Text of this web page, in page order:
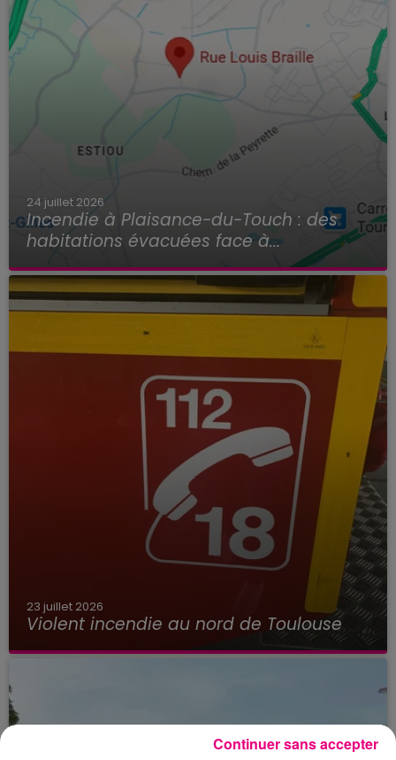
24 juillet 2026
Incendie à Plaisance-du-Touch : des
habitations évacuées face à...
23 juillet 2026
Violent incendie au nord de Toulouse
Continuer sans accepter